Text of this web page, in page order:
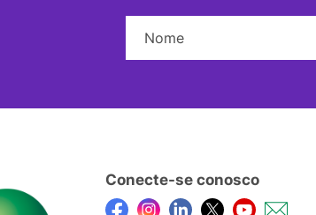
Conecte-se conosco